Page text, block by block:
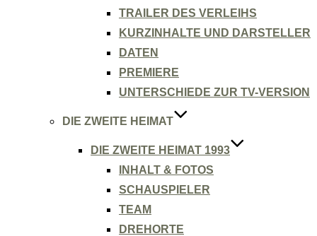
TRAILER DES VERLEIHS
KURZINHALTE UND DARSTELLER
DATEN
PREMIERE
UNTERSCHIEDE ZUR TV-VERSION
DIE ZWEITE HEIMAT
DIE ZWEITE HEIMAT 1993
INHALT & FOTOS
SCHAUSPIELER
TEAM
DREHORTE